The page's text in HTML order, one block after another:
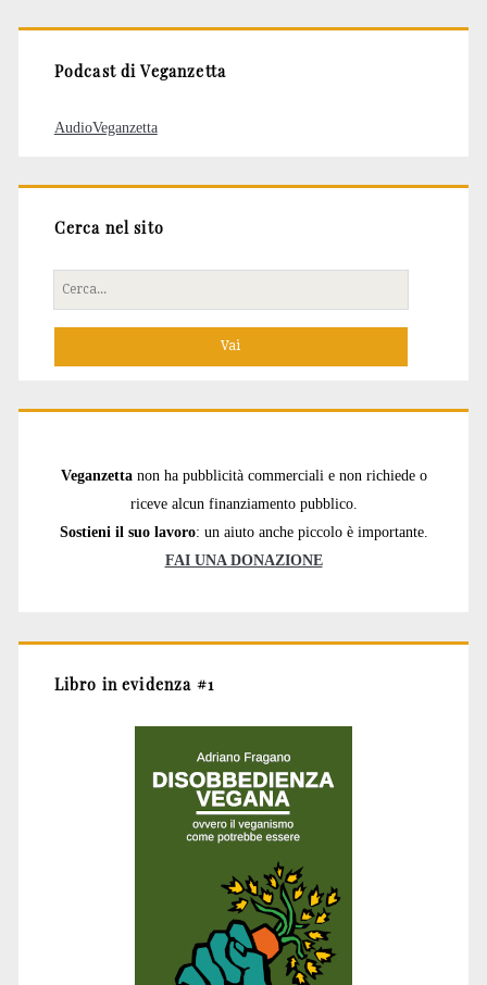
Podcast di Veganzetta
AudioVeganzetta
Cerca nel sito
Cerca
per:
Veganzetta non ha pubblicità commerciali e non richiede o
riceve alcun finanziamento pubblico.
Sostieni il suo lavoro: un aiuto anche piccolo è importante.
FAI UNA DONAZIONE
Libro in evidenza #1